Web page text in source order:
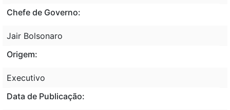
Chefe de Governo:
Jair Bolsonaro
Origem:
Executivo
Data de Publicação: